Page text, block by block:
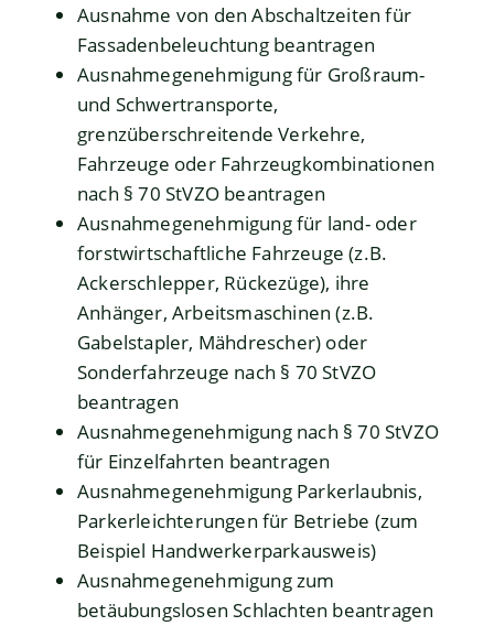
Ausnahme von den Abschaltzeiten für
Fassadenbeleuchtung beantragen
Ausnahmegenehmigung für Großraum-
und Schwertransporte,
grenzüberschreitende Verkehre,
Fahrzeuge oder Fahrzeugkombinationen
nach § 70 StVZO beantragen
Ausnahmegenehmigung für land- oder
forstwirtschaftliche Fahrzeuge (z.B.
Ackerschlepper, Rückezüge), ihre
Anhänger, Arbeitsmaschinen (z.B.
Gabelstapler, Mähdrescher) oder
Sonderfahrzeuge nach § 70 StVZO
beantragen
Ausnahmegenehmigung nach § 70 StVZO
für Einzelfahrten beantragen
Ausnahmegenehmigung Parkerlaubnis,
Parkerleichterungen für Betriebe (zum
Beispiel Handwerkerparkausweis)
Ausnahmegenehmigung zum
betäubungslosen Schlachten beantragen